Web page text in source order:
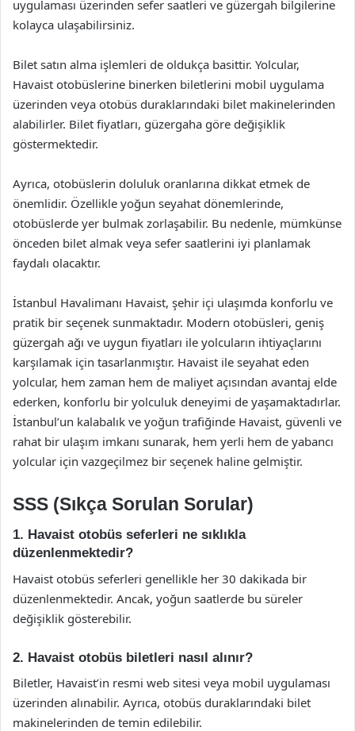
uygulaması üzerinden sefer saatleri ve güzergah bilgilerine
kolayca ulaşabilirsiniz.
Bilet satın alma işlemleri de oldukça basittir. Yolcular,
Havaist otobüslerine binerken biletlerini mobil uygulama
üzerinden veya otobüs duraklarındaki bilet makinelerinden
alabilirler. Bilet fiyatları, güzergaha göre değişiklik
göstermektedir.
Ayrıca, otobüslerin doluluk oranlarına dikkat etmek de
önemlidir. Özellikle yoğun seyahat dönemlerinde,
otobüslerde yer bulmak zorlaşabilir. Bu nedenle, mümkünse
önceden bilet almak veya sefer saatlerini iyi planlamak
faydalı olacaktır.
İstanbul Havalimanı Havaist, şehir içi ulaşımda konforlu ve
pratik bir seçenek sunmaktadır. Modern otobüsleri, geniş
güzergah ağı ve uygun fiyatları ile yolcuların ihtiyaçlarını
karşılamak için tasarlanmıştır. Havaist ile seyahat eden
yolcular, hem zaman hem de maliyet açısından avantaj elde
ederken, konforlu bir yolculuk deneyimi de yaşamaktadırlar.
İstanbul’un kalabalık ve yoğun trafiğinde Havaist, güvenli ve
rahat bir ulaşım imkanı sunarak, hem yerli hem de yabancı
yolcular için vazgeçilmez bir seçenek haline gelmiştir.
SSS (Sıkça Sorulan Sorular)
1. Havaist otobüs seferleri ne sıklıkla
düzenlenmektedir?
Havaist otobüs seferleri genellikle her 30 dakikada bir
düzenlenmektedir. Ancak, yoğun saatlerde bu süreler
değişiklik gösterebilir.
2. Havaist otobüs biletleri nasıl alınır?
Biletler, Havaist’in resmi web sitesi veya mobil uygulaması
üzerinden alınabilir. Ayrıca, otobüs duraklarındaki bilet
makinelerinden de temin edilebilir.